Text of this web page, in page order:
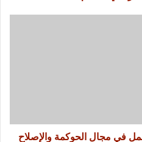
عمل في مجال الحوكمة والإصلاح